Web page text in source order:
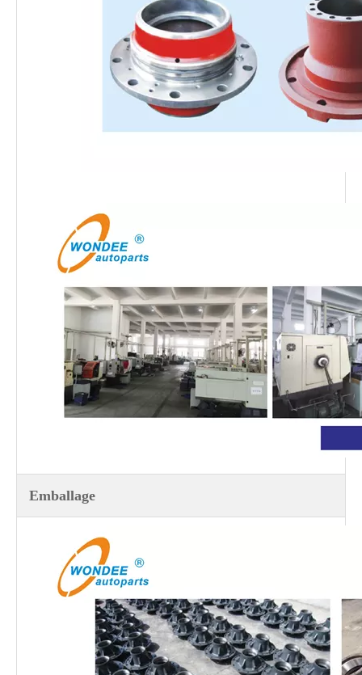
Emballage
Garnitures de frein OEM pour semi-remorques et camions lourds
Essieu de type sud-africain Henred Fruehauf 13T pour semi-remorques